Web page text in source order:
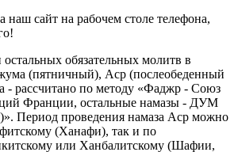
наш сайт на рабочем столе телефона,
обязательных молитв в
(пятничный), Аср (послеобеденный
рассчитано по методу «Фаджр - Союз
Франции, остальные намазы - ДУМ
Период проведения намаза Аср можно
(Ханафи), так и по
или Ханбалитскому (Шафии,